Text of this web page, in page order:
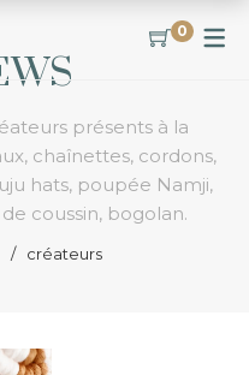
0
présents à la
chaînettes, cordons,
hats, poupée Namji,
coussin, bogolan.
créateurs